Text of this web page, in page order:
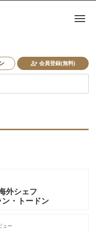
会員登録(無料)
ナ
外シェフ
ン・トードン
ュー